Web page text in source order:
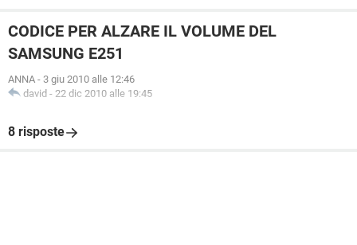
CODICE PER ALZARE IL VOLUME DEL
SAMSUNG E251
ANNA - 3 giu 2010 alle 12:46
david - 22 dic 2010 alle 19:45
8 risposte